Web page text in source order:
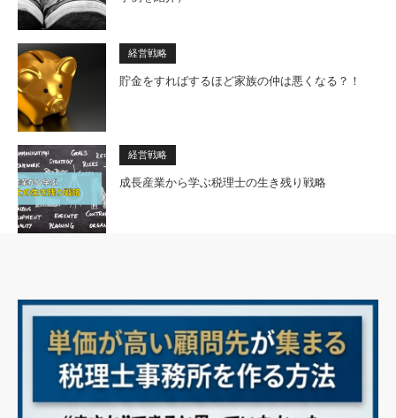
経営戦略
貯金をすればするほど家族の仲は悪くなる？！
経営戦略
成長産業から学ぶ税理士の生き残り戦略